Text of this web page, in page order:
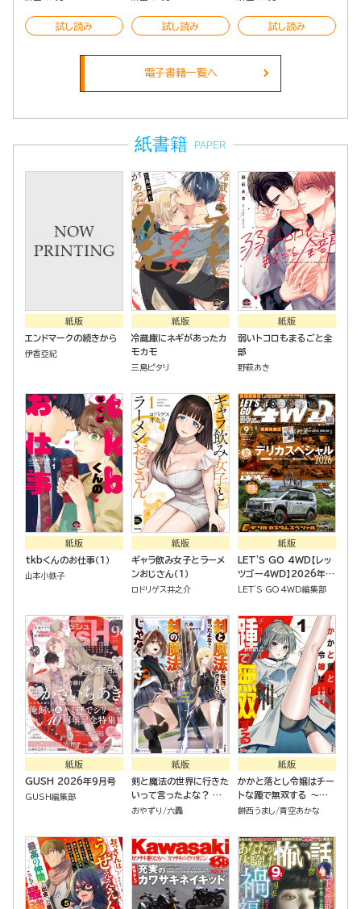
試し読み 試し読み 試し読み
電子書籍一覧へ
紙書籍 PAPER
紙版
エンドマークの続きから
伊香亞紀
紙版
冷蔵庫にネギがあったカ
モカモ
三島ピタリ
紙版
弱いトコロもまるごと全
部
野萩あき
紙版
tkbくんのお仕事（１）
山本小鉄子
紙版
ギャラ飲み女子とラーメ
ンおじさん（１）
ロドリゲス井之介
紙版
LET'S GO 4WD【レッ
ツゴー４ＷＤ】2026年
09月号
LET'S GO 4WD編集部
紙版
GUSH 2026年9月号
GUSH編集部
紙版
剣と魔法の世界に行きた
いって言ったよな？ 剣
の魔法じゃなくてさ？ ～
世界を美少女たちと駆け
抜ける～
おやずり 六轟
紙版
かかと落とし令嬢はチー
トな踵で無双する ～魔
物を即死させて楽しんで
家が崩壊しました～（１）
餅西うまし 青空あかな